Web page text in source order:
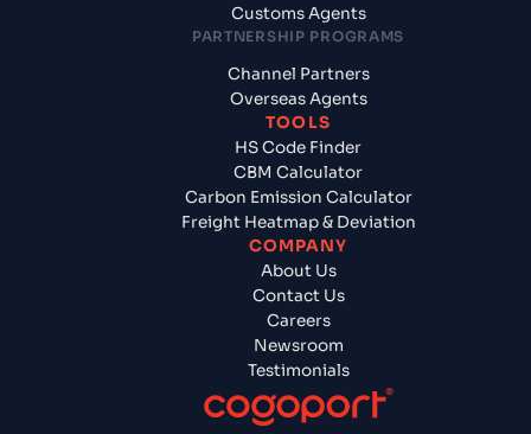
Customs Agents
PARTNERSHIP PROGRAMS
Channel Partners
Overseas Agents
TOOLS
HS Code Finder
CBM Calculator
Carbon Emission Calculator
Freight Heatmap & Deviation
COMPANY
About Us
Contact Us
Careers
Newsroom
Testimonials